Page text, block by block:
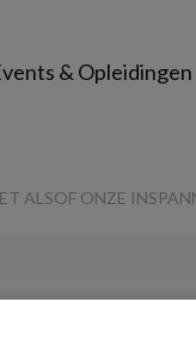
& Opleidingen
ALSOF ONZE